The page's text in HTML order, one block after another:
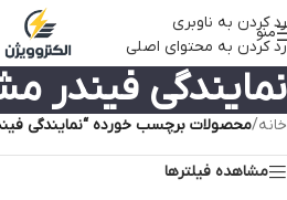
رد کردن به ناوبری
رد کردن به محتوای اصلی
منو
نمایندگی فیندر
خانه/محصولات برچسب خورده “نمایندگی
مشاهده فیلترها